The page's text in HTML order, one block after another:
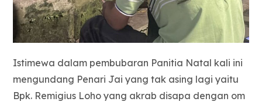
Istimewa dalam pembubaran Panitia Natal kali ini
mengundang Penari Jai yang tak asing lagi yaitu
Bpk. Remigius Loho yang akrab disapa dengan om